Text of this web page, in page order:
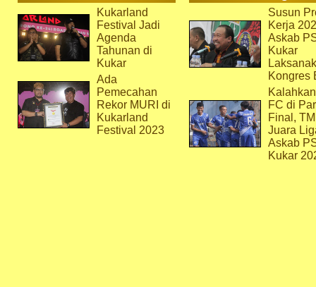
Kukarland
Festival Jadi
Agenda
Tahunan di
Kukar
Ada
Pemecahan
Rekor MURI di
Kukarland
Festival 2023
Susun
Kerja
Askab
Kukar
Kongres
FC di
Final,
Juara
Askab
Kukar